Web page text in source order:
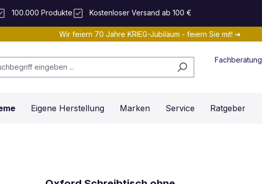
100.000 Produkte Kostenloser Versand ab 100 €
Wir feiern 70 Jahre KRIEG-Jubiläum - feiern Sie mit! ➔
Fachberatung
Eigene Herstellung Marken Service Ratgeber